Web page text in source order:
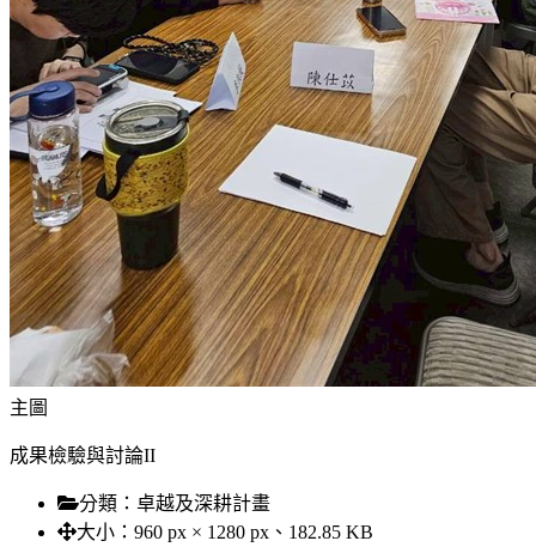
主圖
成果檢驗與討論II
分類： 卓越及深耕計畫
大小： 960 px × 1280 px、182.85 KB